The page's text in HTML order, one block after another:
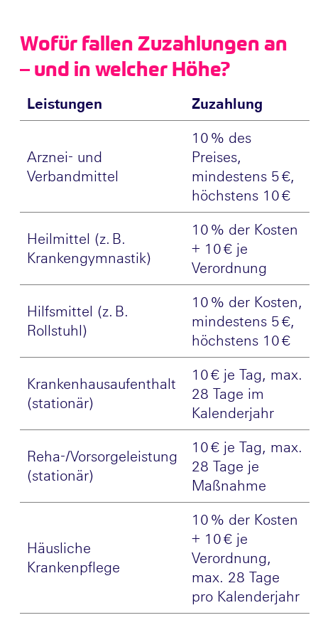
Wofür fallen Zuzahlungen an
– und in welcher Höhe?
Leistungen Zuzahlung
Arznei- und
Verbandmittel
10 % des
Preises,
mindestens 5 €,
höchstens 10 €
Heilmittel (z. B.
Krankengymnastik)
10 % der Kosten
+ 10 € je
Verordnung
Hilfsmittel (z. B.
Rollstuhl)
10 % der Kosten,
mindestens 5 €,
höchstens 10 €
Krankenhausaufenthalt
(stationär)
10 € je Tag, max.
28 Tage im
Kalenderjahr
Reha-/Vorsorgeleistung
(stationär)
10 € je Tag, max.
28 Tage je
Maßnahme
Häusliche
Krankenpflege
10 % der Kosten
+ 10 € je
Verordnung,
max. 28 Tage
pro Kalenderjahr